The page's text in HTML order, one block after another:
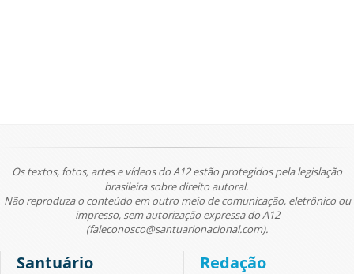
Os textos, fotos, artes e vídeos do A12 estão protegidos pela legislação
brasileira sobre direito autoral.
Não reproduza o conteúdo em outro meio de comunicação, eletrônico ou
impresso, sem autorização expressa do A12
(faleconosco@santuarionacional.com).
Santuário Redação